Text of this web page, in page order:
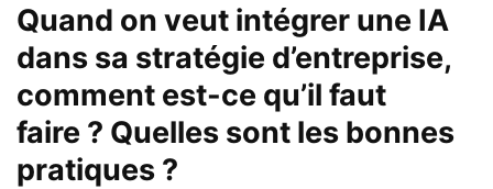
Quand on veut intégrer une IA
dans sa stratégie d’entreprise,
comment est-ce qu’il faut
faire ? Quelles sont les bonnes
pratiques ?